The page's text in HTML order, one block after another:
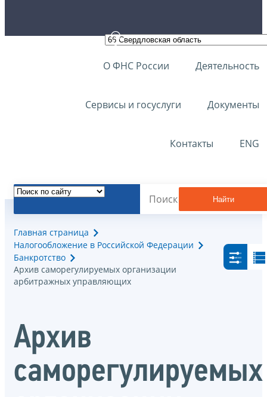
О ФНС России Деятельность
Сервисы и госуслуги Документы
Контакты ENG
Найти
Главная страница
Налогообложение в Российской Федерации
Банкротство
Архив саморегулируемых организации
арбитражных управляющих
Архив
саморегулируемых